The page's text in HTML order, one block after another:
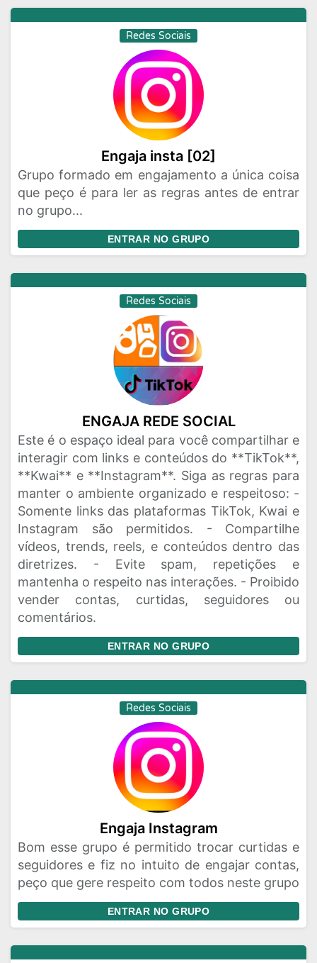
Redes Sociais
Engaja insta [02]
Grupo formado em engajamento a única coisa
que peço é para ler as regras antes de entrar
no grupo...
ENTRAR NO GRUPO
Redes Sociais
ENGAJA REDE SOCIAL
Este é o espaço ideal para você compartilhar e
interagir com links e conteúdos do **TikTok**,
**Kwai** e **Instagram**. Siga as regras para
manter o ambiente organizado e respeitoso: -
Somente links das plataformas TikTok, Kwai e
Instagram são permitidos. - Compartilhe
vídeos, trends, reels, e conteúdos dentro das
diretrizes. - Evite spam, repetições e
mantenha o respeito nas interações. - Proibido
vender contas, curtidas, seguidores ou
comentários.
ENTRAR NO GRUPO
Redes Sociais
Engaja Instagram
Bom esse grupo é permitido trocar curtidas e
seguidores e fiz no intuito de engajar contas,
peço que gere respeito com todos neste grupo
ENTRAR NO GRUPO